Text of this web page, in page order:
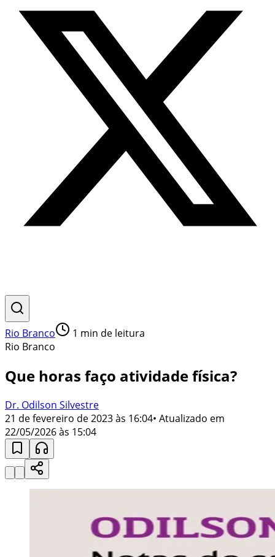
Rio Branco 1 min de leitura
Rio Branco
Que horas faço atividade física?
Dr. Odilson Silvestre
21 de fevereiro de 2023 às 16:04• Atualizado em
22/05/2026 às 15:04